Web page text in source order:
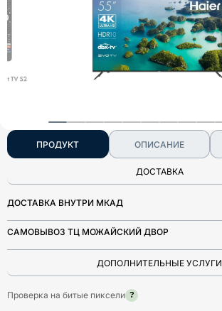
ПРОДУКТ ОПИСАНИЕ
ДОСТАВКА
ДОСТАВКА ВНУТРИ МКАД
САМОВЫВОЗ ТЦ МОЖАЙСКИЙ ДВОР
ДОПОЛНИТЕЛЬНЫЕ УСЛУГИ
Проверка на битые пиксели ?